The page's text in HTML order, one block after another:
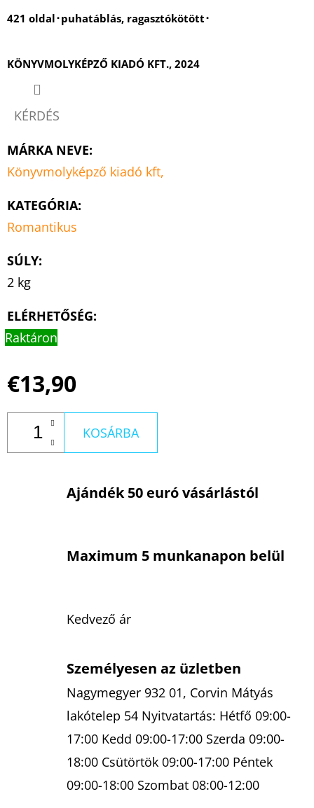
421 oldal･puhatáblás, ragasztókötött･
KÖNYVMOLYKÉPZŐ KIADÓ KFT., 2024
KÉRDÉS
MÁRKA NEVE:
Könyvmolyképző kiadó kft,
KATEGÓRIA:
Romantikus
SÚLY:
2 kg
ELÉRHETŐSÉG:
Raktáron
€13,90
KOSÁRBA
Ajándék 50 euró vásárlástól
Maximum 5 munkanapon belül
Kedvező ár
Személyesen az üzletben
Nagymegyer 932 01, Corvin Mátyás
lakótelep 54 Nyitvatartás: Hétfő 09:00-
17:00 Kedd 09:00-17:00 Szerda 09:00-
18:00 Csütörtök 09:00-17:00 Péntek
09:00-18:00 Szombat 08:00-12:00